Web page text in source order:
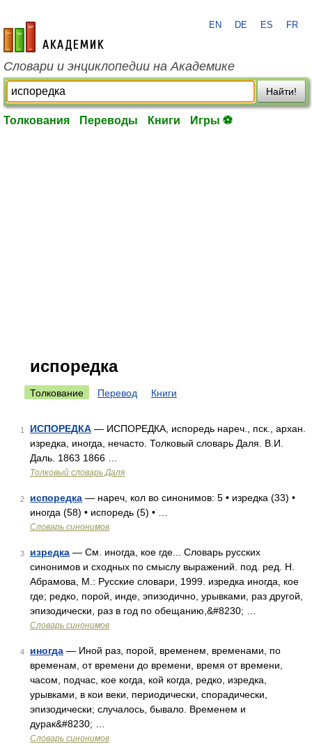
academic.ru
EN DE ES FR
Словари и энциклопедии на Академике
Найти!
Толкования Переводы Книги Игры ⚽
испоредка
Толкование Перевод Книги
1 ИСПОРЕДКА — ИСПОРЕДКА, испоредь нареч., пск., архан.
изредка, иногда, нечасто. Толковый словарь Даля. В.И.
Даль. 1863 1866 …
Толковый словарь Даля
2 испоредка — нареч, кол во синонимов: 5 • изредка (33) •
иногда (58) • испоредь (5) • …
Словарь синонимов
3 изредка — См. иногда, кое где... Словарь русских
синонимов и сходных по смыслу выражений. под. ред. Н.
Абрамова, М.: Русские словари, 1999. изредка иногда, кое
где; редко, порой, инде, эпизодично, урывками, раз другой,
эпизодически, раз в год по обещанию,&#8230; …
Словарь синонимов
4 иногда — Иной раз, порой, временем, временами, по
временам, от времени до времени, время от времени,
часом, подчас, кое когда, кой когда, редко, изредка,
урывками, в кои веки, периодически, спорадически,
эпизодически; случалось, бывало. Временем и
дурак&#8230; …
Словарь синонимов